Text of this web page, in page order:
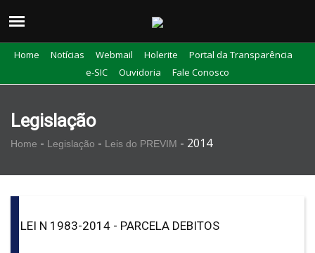
Home Notícias Webmail Holerite
Portal da Transparência
e-SIC
Ouvidoria Fale Conosco
Legislação
Home - Legislação - Leis do PREVIM - 2014
LEI N 1983-2014 - PARCELA DEBITOS